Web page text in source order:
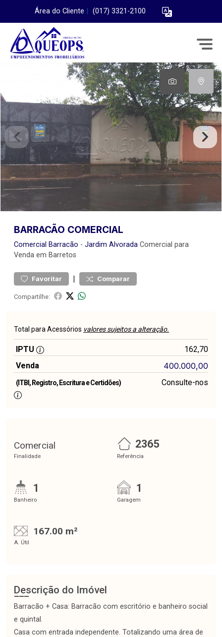
Área do Cliente (017) 3321-2100
BARRACÃO COMERCIAL
Comercial Barracão - Jardim Alvorada Comercial para
Venda em Barretos
Favoritar | Comparar
Compartilhe:
Total para Acessórios valores sujeitos a alteração.
IPTU
162,70
Venda
400.000,00
(ITBI, Registro, Escritura e Certidões) Consulte-nos
Comercial
Finalidade
2365
Referência
1
Banheiro
1
Garagem
167.00 m²
A. Útil
Descrição do Imóvel
Barracão + Casa: Barracão com escritório e banheiro social
e quintal.
Casa com entrada independente. Totalizando uma área de